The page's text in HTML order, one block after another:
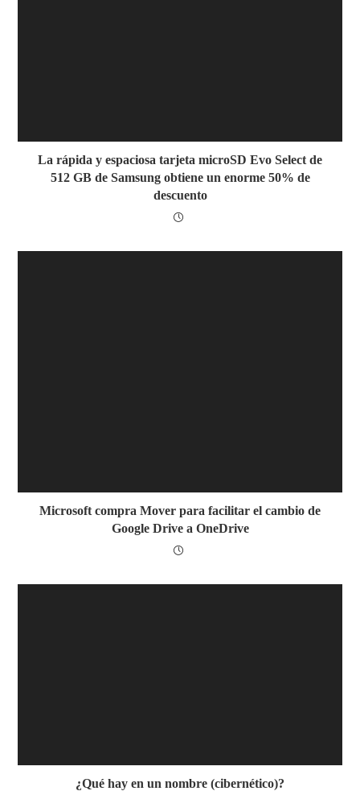
La rápida y espaciosa tarjeta microSD Evo Select de
512 GB de Samsung obtiene un enorme 50% de
descuento
Microsoft compra Mover para facilitar el cambio de
Google Drive a OneDrive
¿Qué hay en un nombre (cibernético)?